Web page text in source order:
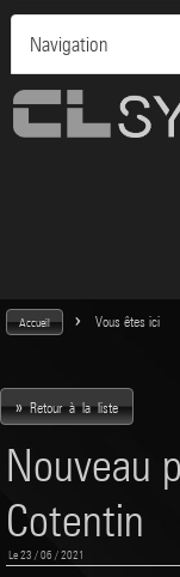
Navigation
Accueil > Vous êtes ici
»Retour à la liste
Nouveau
Cotentin
Le 23 / 06 / 2021